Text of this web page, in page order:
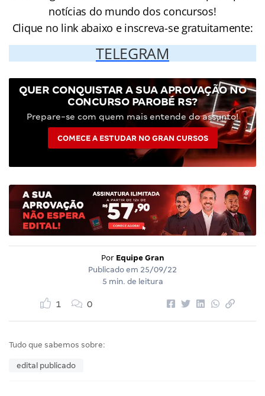
notícias do mundo dos concursos!
Clique no link abaixo e inscreva-se gratuitamente:
TELEGRAM
QUER CONQUISTAR A SUA APROVAÇÃO NO
CONCURSO PAROBÉ RS?
Prepare-se com quem mais entende do assunto!
COMECE A ESTUDAR NO GRAN CURSOS
Por Equipe Gran
Publicado em 25/09/22
5 min. de leitura
1 0
Tudo que sabemos sobre:
edital publicado